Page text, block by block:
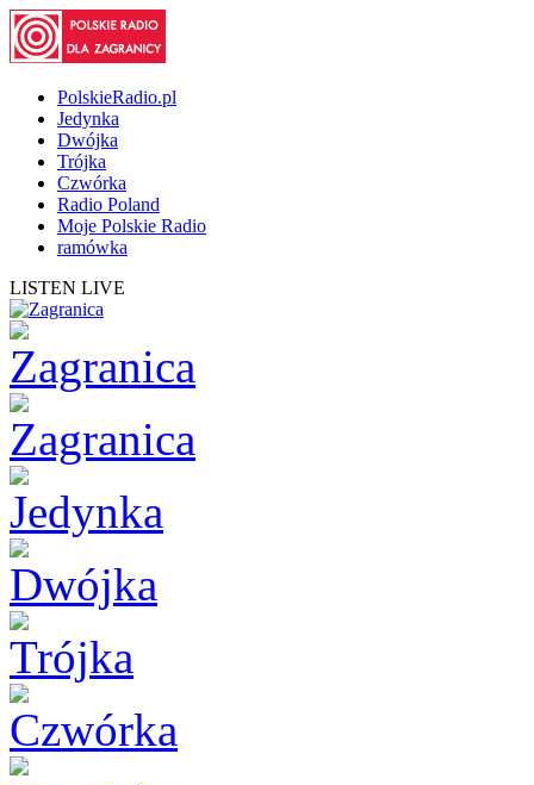
PolskieRadio.pl
Jedynka
Dwójka
Trójka
Czwórka
Radio Poland
Moje Polskie Radio
ramówka
LISTEN LIVE